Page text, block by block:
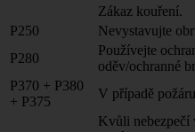
Zákaz kouření.
P250
Nevystavujte
P280
Používejte
oděv/ochranné
P370 + P380
+ P375
V případě
Kvůli nebezpečí